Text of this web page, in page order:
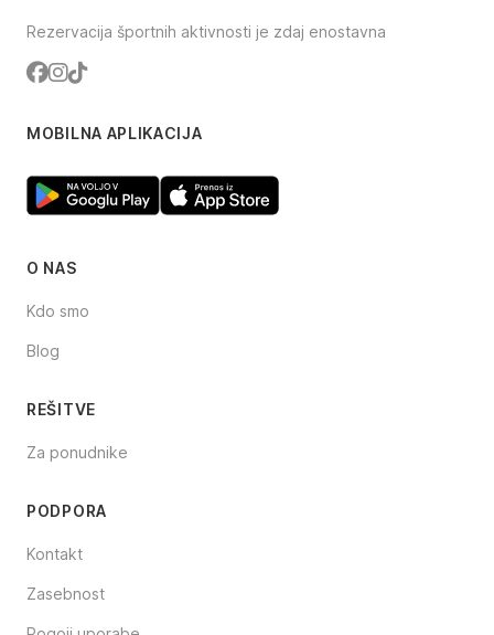
Rezervacija športnih aktivnosti je zdaj enostavna
Facebook
Instagram
TikTok
MOBILNA APLIKACIJA
O NAS
Kdo smo
Blog
REŠITVE
Za ponudnike
PODPORA
Kontakt
Zasebnost